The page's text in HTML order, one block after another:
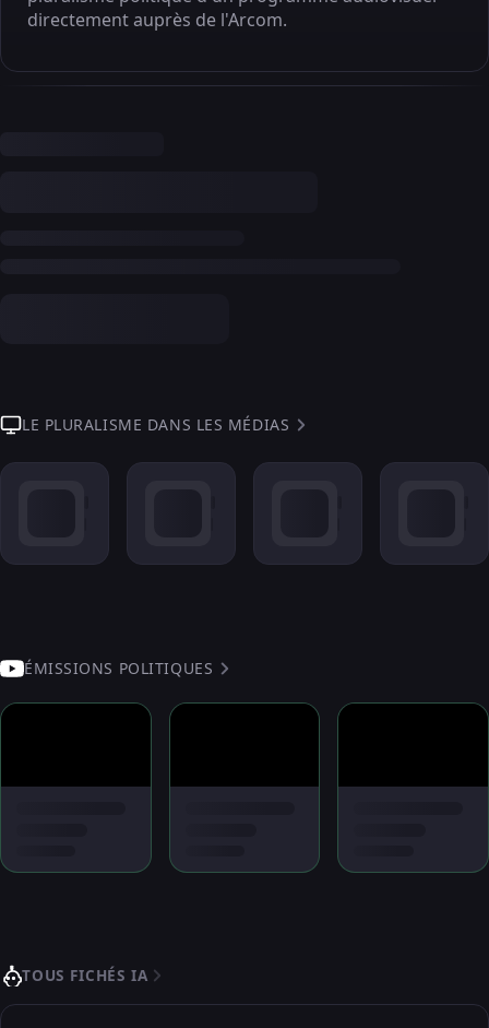
directement auprès de l'Arcom.
LE PLURALISME DANS LES MÉDIAS
ÉMISSIONS POLITIQUES
TOUS FICHÉS IA